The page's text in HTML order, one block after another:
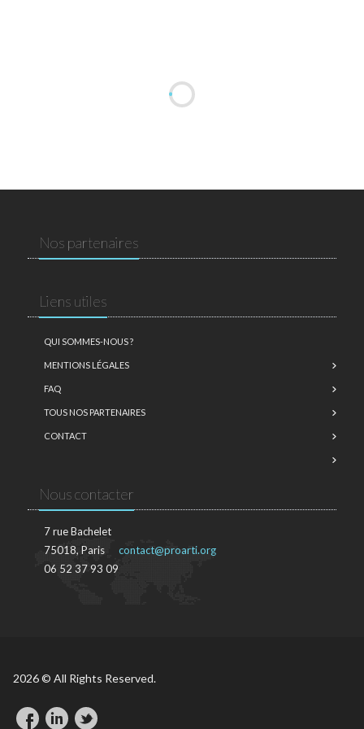
Nos partenaires
Liens utiles
QUI SOMMES-NOUS ?
MENTIONS LÉGALES
FAQ
TOUS NOS PARTENAIRES
CONTACT
Nous contacter
7 rue Bachelet
75018, Paris
06 52 37 93 09
contact@proarti.org
2026 © All Rights Reserved.